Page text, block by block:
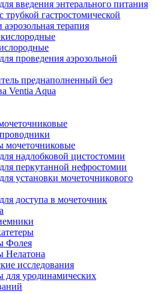
введения энтерального питания
трубкой гастростомической
терапия
проведения аэрозольной
преднаполненный без
Ventia Aqua
мочеточниковые
надлобковой цистостомии
перкутанной нефростомии
установки мочеточникового
доступа в мочеточник
Фолея
Нелатона
исследования
для уродинамических